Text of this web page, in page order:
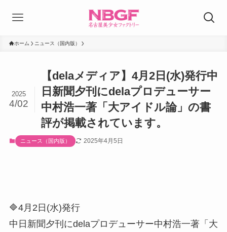
ホーム ニュース（国内版）
【delaメディア】4月2日(水)発行中
日新聞夕刊にdelaプロデューサー
中村浩一著「大アイドル論」の書
評が掲載されています。
2025
4/02
ニュース（国内版） 2025年4月5日
🔷4月2日(水)発行
中日新聞夕刊にdelaプロデューサー中村浩一著「大